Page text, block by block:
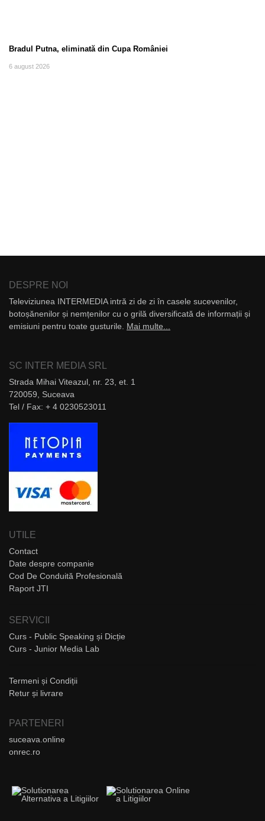
Bradul Putna, eliminată din Cupa României
6 august 2026
DESPRE NOI
Televiziunea INTERMEDIA intră zi de zi în casele sucevenilor,
botoșănenilor și nemțenilor cu o grilă diversificată de informații și
emisiuni pentru toate gusturile. Mai multe...
SC INTER MEDIA SRL
Strada Mihai Viteazul, nr. 23, et. 1
720059, Suceava
Tel / Fax: + 4 0230523011
UTILE
Contact
Date despre companie
Cod De Conduită Profesională
Raport JTI
SERVICII
Curs - Public Speaking și Dicție
Curs - Junior Media Lab
Termeni și Condiții
Retur și livrare
PARTENERI
suceava.online
onrec.ro